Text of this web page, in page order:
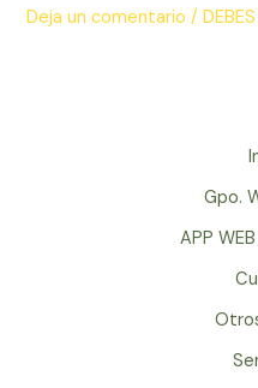
Deja un comentario /
Gpo.
APP